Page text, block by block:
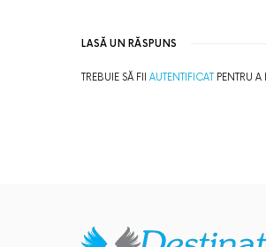
LASĂ UN RĂSPUNS
TREBUIE SĂ FII AUTENTIFICATPENTRU A